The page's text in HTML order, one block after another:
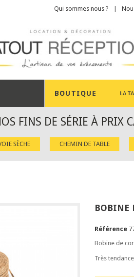
Qui sommes nous ?
BOUTIQUE LA
FINS DE SÉRIE À PRIX
SÈCHE CHEMIN DE TABLE
BOBINE
Référence
Bobine de
Très